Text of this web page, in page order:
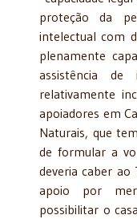
proteção da
intelectual com
plenamente
assistência de
relativamente
apoiadores em
Naturais, que
de formular a
deveria caber ao
apoio por
possibilitar o